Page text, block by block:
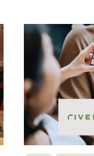
(DSGVO) –
Grenzen